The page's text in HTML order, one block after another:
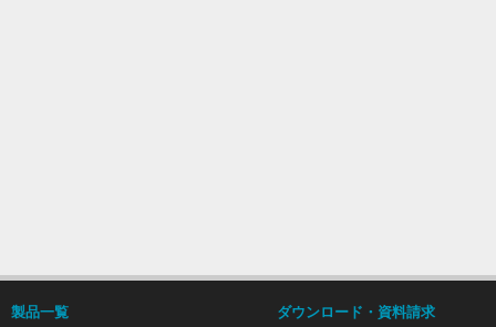
製品一覧 ダウンロード・資料請求